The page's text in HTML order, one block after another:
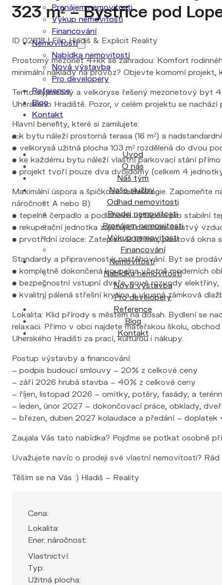
Pronájem nemovitosti
Výkup nemovitosti
Financování
Nemovitosti
Nabídka nemovitostí
Nová výstavba
Pro developery
Reference
Blog
Kontakt
Úvod
O nás
Náš tým
Naše služby
Odhad nemovitosti
Prodej nemovitosti
Pronájem nemovitosti
Výkup nemovitosti
Financování
Nemovitosti
Nabídka nemovitostí
Nová výstavba
Pro developery
Reference
Blog
Kontakt
323 m² – Bystřice pod
ID 02818 | Filip Hladiš & Explicit Reality
Prostorný mezonet 4+kk se zahradou: Komfort
minimální náklady na provoz? Objevte komorní
Tento výjimečný a velkoryse řešený mezonetový byt
Uherského Hradiště. Pozor, v celém projektu se
Hlavní benefity, které si zamilujete:
• k bytu náleží prostorná terasa (16 m²) a
• velkorysá užitná plocha 103 m² rozdělená do dvou
• ke každému bytu náleží vlastní parkovací stání přímo
• projekt tvoří pouze dva dvojdomy (celkem 4
Maximální úspora a špičkové technologie. Zapomeňte
náročnost A nebo B):
• tepelné čerpadlo a podlahové vytápění pro stabilní
• rekuperační jednotka zajišťující neustále čerstvý
• prvotřídní izolace: Zateplení 200 mm, plastová okna
Standardy a připravenost k nastěhování. Byt se
• kompletně dokončená koupelna včetně moderních
• bezpečnostní vstupní dveře, nové rozvody
• kvalitní pálená střešní krytina a vkusná zámková
Lokalita: Klid přírody s městem na dosah. Bydlení se
relaxaci. Přímo v obci najdete mateřskou školu,
Uherského Hradišti za prací, kulturou i nákupy.
Postup výstavby a financování:
– podpis budoucí smlouvy – 20% z celkové ceny
– září 2026 hrubá stavba – 40% z celkové ceny
– říjen, listopad 2026 – omítky, potěry, fasády, a
– leden, únor 2027 – dokončovací práce, obklady,
– březen, duben 2027 kolaudace a předání –
Zaujala Vás tato nabídka? Pojďme se potkat osobně
Uvažujete navíc o prodeji své vlastní nemovitosti?
Těším se na Vás :) Hladiš – Reality
Cena:
Lokalita:
Ener. náročnost:
Vlastnictví:
Typ:
Užitná plocha: